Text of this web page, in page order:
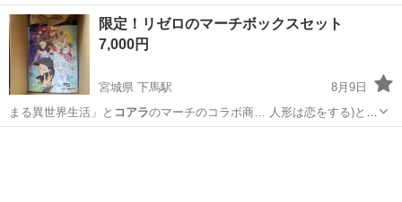
ン…
東京 新宿区 中井駅
限定！リゼロのマーチボックスセット
7,000円
宮城県 下馬駅
8月9日
まる異世界生活」と コアラのマーチのコラボ商… 人形は恋をする)と
アラのマーチのコラボも…